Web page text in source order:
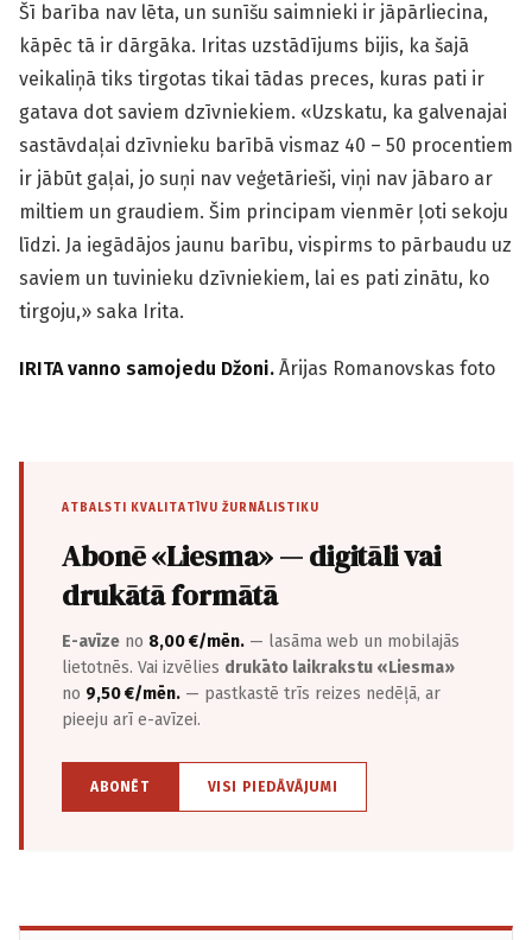
Šī barība nav lēta, un sunīšu saimnieki ir jāpārliecina,
kāpēc tā ir dārgāka. Iritas uzstādījums bijis, ka šajā
veikaliņā tiks tirgotas tikai tādas preces, kuras pati ir
gatava dot saviem dzīvniekiem. «Uzskatu, ka galvenajai
sastāvdaļai dzīvnieku barībā vismaz 40 – 50 procentiem
ir jābūt gaļai, jo suņi nav veģetārieši, viņi nav jābaro ar
miltiem un graudiem. Šim principam vienmēr ļoti sekoju
līdzi. Ja iegādājos jaunu barību, vispirms to pārbaudu uz
saviem un tuvinieku dzīvniekiem, lai es pati zinātu, ko
tirgoju,» saka Irita.
IRITA vanno samojedu Džoni. Ārijas Romanovskas foto
ATBALSTI KVALITATĪVU ŽURNĀLISTIKU
Abonē «Liesma» — digitāli vai
drukātā formātā
E-avīze no 8,00 €/mēn. — lasāma web un mobilajās
lietotnēs. Vai izvēlies drukāto laikrakstu «Liesma»
no 9,50 €/mēn. — pastkastē trīs reizes nedēļā, ar
pieeju arī e-avīzei.
ABONĒT VISI PIEDĀVĀJUMI